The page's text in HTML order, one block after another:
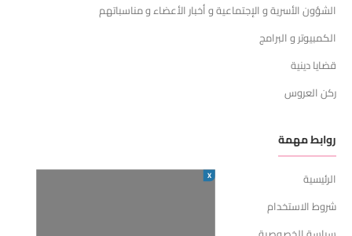
الشؤون الأسرية و الإجتماعية و أخبار الأعضاء و مناسباتهم
الكمبيوتر و البرامج
قضايا دينية
ركن العروس
روابط مهمة
الرئيسية
شروط الاستخدام
X